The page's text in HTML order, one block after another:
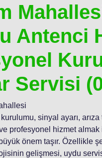
Antenci
Servisi
kurulumu, sinyal ayarı,
profesyonel hizmet almak
önem taşır. Özellikle
gelişmesi, uydu